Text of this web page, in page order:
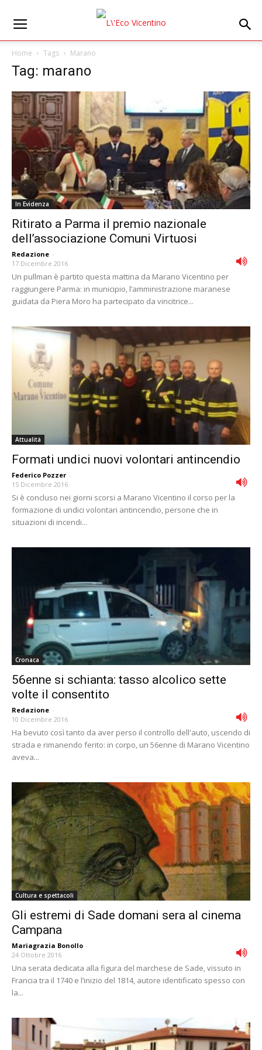
Home Tags Marano
Tag: marano
In Evidenza
Ritirato a Parma il premio nazionale
dell’associazione Comuni Virtuosi
Redazione -
17 Dicembre 2016
Un pullman è partito questa mattina da Marano Vicentino per
raggiungere Parma: in municipio, l’amministrazione maranese
guidata da Piera Moro ha partecipato da vincitrice...
Attualità
Formati undici nuovi volontari antincendio
Federico Pozzer -
15 Dicembre 2016
Si è concluso nei giorni scorsi a Marano Vicentino il corso per la
formazione di undici volontari antincendio, persone che in
situazioni di incendi...
Cronaca
56enne si schianta: tasso alcolico sette
volte il consentito
Redazione -
10 Dicembre 2016
Ha bevuto così tanto da aver perso il controllo dell'auto, uscendo di
strada e rimanendo ferito: in corpo, un 56enne di Marano Vicentino
aveva...
Cultura e spettacoli
Gli estremi di Sade domani sera al cinema
Campana
Mariagrazia Bonollo -
24 Ottobre 2016
Una serata dedicata alla figura del marchese de Sade, vissuto in
Francia tra il 1740 e l’inizio del 1814, autore identificato spesso con
la...